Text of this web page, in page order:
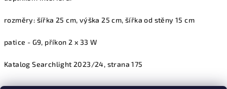
rozměry: šířka 25 cm, výška 25 cm, šířka od stěny 15 cm
patice - G9, příkon 2 x 33 W
Katalog Searchlight 2023/24, strana 175